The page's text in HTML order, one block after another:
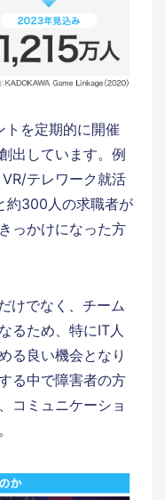
トを定期的に開催
出しています。例
テレワーク就活
約300人の求職者が
っかけになった方
けでなく、チーム
るため、特にIT人
る良い機会となり
る中で障害者の方
コミュニケーショ